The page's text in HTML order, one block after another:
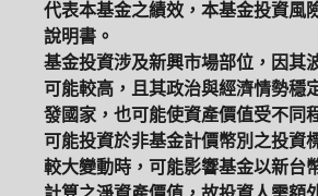
代表本基金之績效，本基金投資風
說明書。
基金投資涉及新興市場部位，因其
可能較高，且其政治與經濟情勢穩
發國家，也可能使資產價值受不同
可能投資於非基金計價幣別之投資
較大變動時，可能影響基金以新台